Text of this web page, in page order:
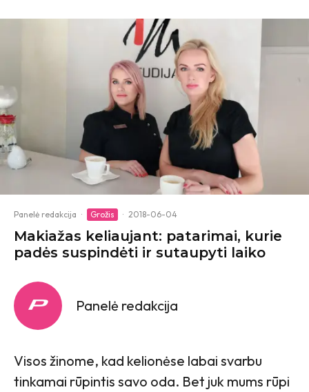
Panelė redakcija · Grožis · 2018-06-04
Makiažas keliaujant: patarimai, kurie
padės suspindėti ir sutaupyti laiko
Panelė redakcija
Visos žinome, kad kelionėse labai svarbu
tinkamai rūpintis savo oda. Bet juk mums rūpi